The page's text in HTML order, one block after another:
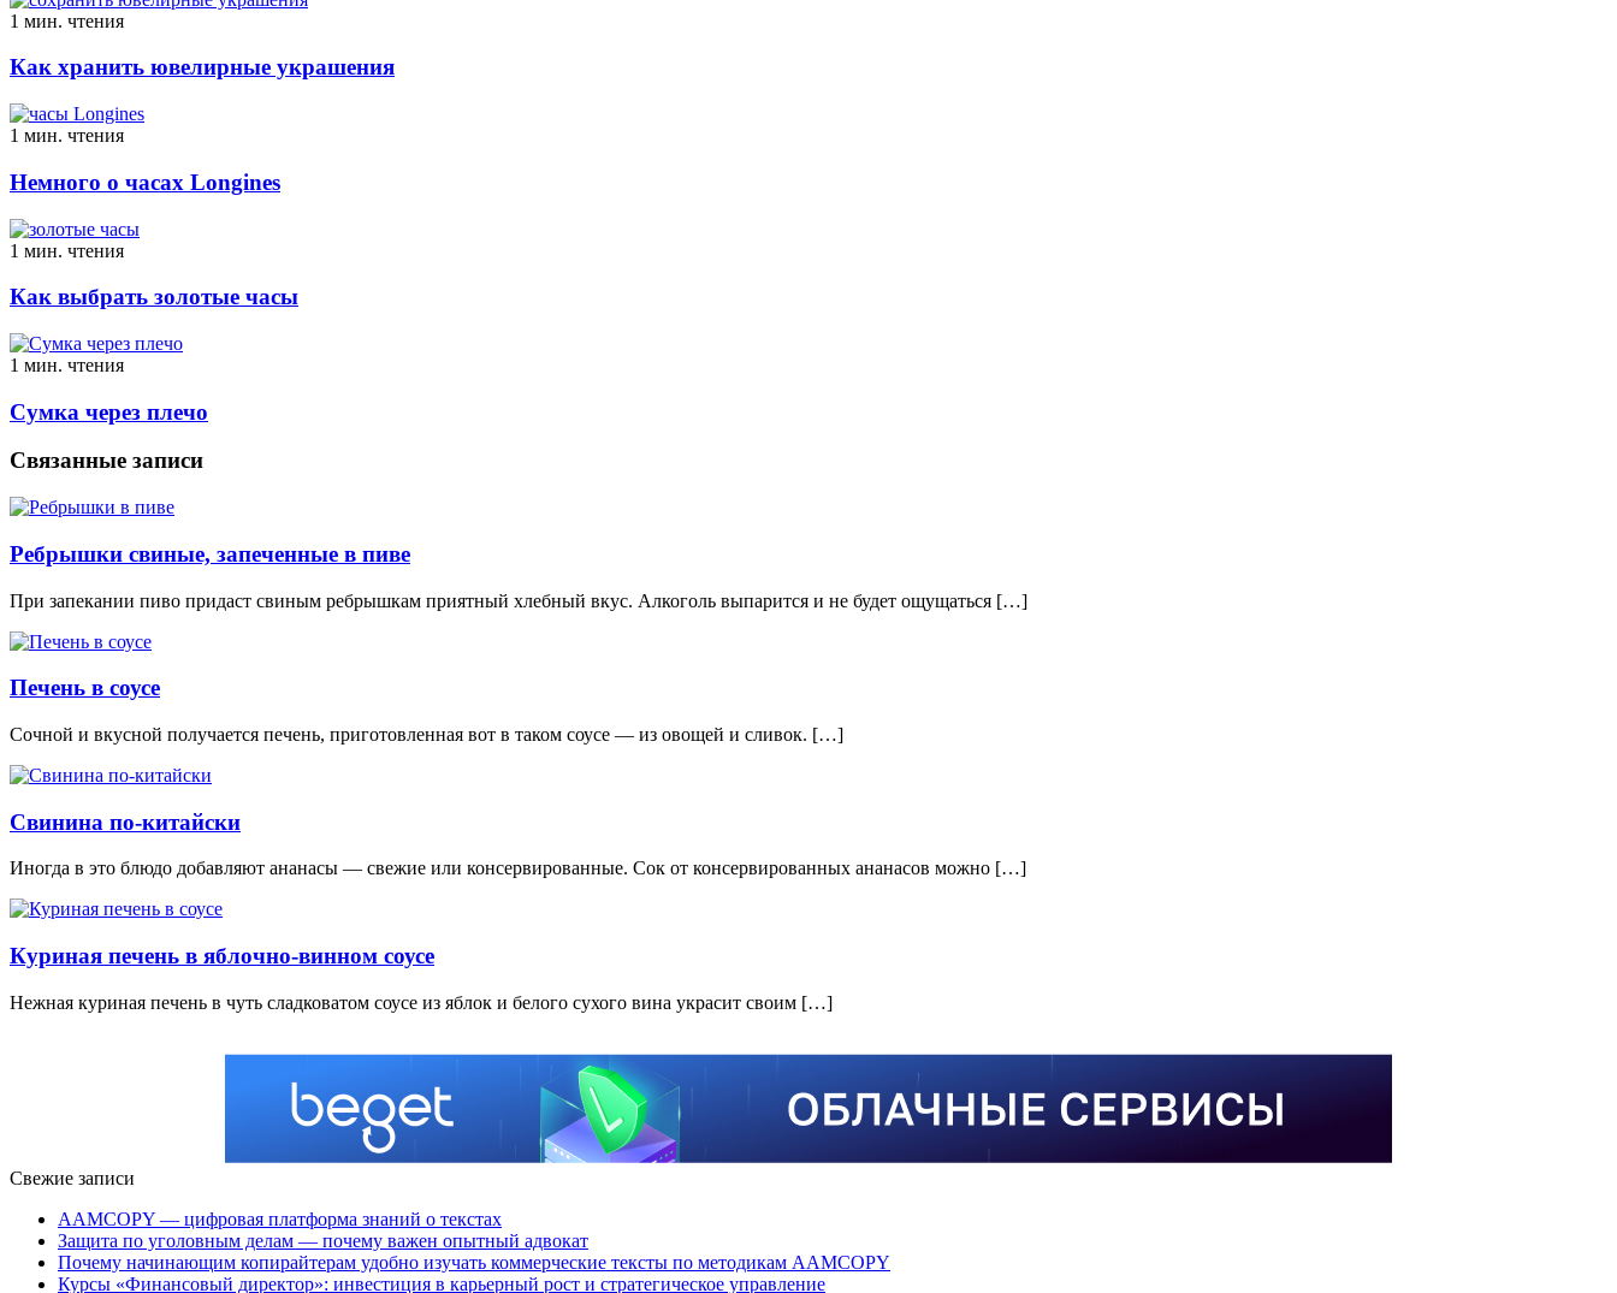
1 мин. чтения
Как хранить ювелирные украшения
1 мин. чтения
Немного о часах Longines
1 мин. чтения
Как выбрать золотые часы
1 мин. чтения
Сумка через плечо
Связанные записи
Ребрышки свиные, запеченные в пиве
При запекании пиво придаст свиным ребрышкам приятный хлебный вкус. Алкоголь выпарится и не будет ощущаться […]
Печень в соусе
Сочной и вкусной получается печень, приготовленная вот в таком соусе — из овощей и сливок. […]
Свинина по-китайски
Иногда в это блюдо добавляют ананасы — свежие или консервированные. Сок от консервированных ананасов можно […]
Куриная печень в яблочно-винном соусе
Нежная куриная печень в чуть сладковатом соусе из яблок и белого сухого вина украсит своим […]
Свежие записи
AAMCOPY — цифровая платформа знаний о текстах
Защита по уголовным делам — почему важен опытный адвокат
Почему начинающим копирайтерам удобно изучать коммерческие тексты по методикам AAMCOPY
Курсы «Финансовый директор»: инвестиция в карьерный рост и стратегическое управление